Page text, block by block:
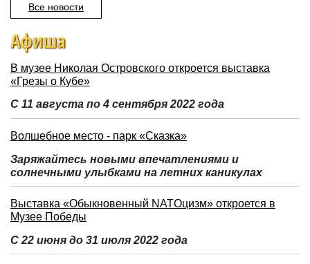
Все новости
Афиша
В музее Николая Островского откроется выставка
«Грезы о Кубе»
С 11 августа по 4 сентября 2022 года
Волшебное место - парк «Сказка»
Заряжайтесь новыми впечатлениями и
солнечными улыбками на летних каникулах
Выставка «Обыкновенный NATOцизм» откроется в
Музее Победы
С 22 июня до 31 июля 2022 года